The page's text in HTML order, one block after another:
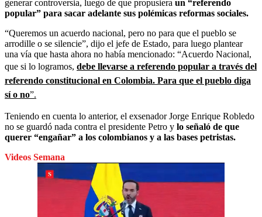
generar controversia, luego de que propusiera un “referendo
popular” para sacar adelante sus polémicas reformas sociales.
“Queremos un acuerdo nacional, pero no para que el pueblo se
arrodille o se silencie”, dijo el jefe de Estado, para luego plantear
una vía que hasta ahora no había mencionado: “Acuerdo Nacional,
que si lo logramos, debe llevarse a referendo popular a través del
referendo constitucional en Colombia. Para que el pueblo diga
sí o no”.
Teniendo en cuenta lo anterior, el exsenador Jorge Enrique Robledo
no se guardó nada contra el presidente Petro y lo señaló de que
querer “engañar” a los colombianos y a las bases petristas.
Videos Semana